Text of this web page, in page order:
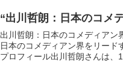
“出川哲朗：日本のコメ
出川哲朗：日本のコメディアン
日本のコメディアン界をリー
プロフィール出川哲朗さんは、